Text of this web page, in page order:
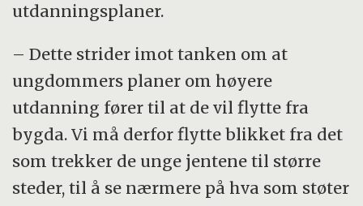
utdanningsplaner.
– Dette strider imot tanken om at
ungdommers planer om høyere
utdanning fører til at de vil flytte fra
bygda. Vi må derfor flytte blikket fra det
som trekker de unge jentene til større
steder, til å se nærmere på hva som støter